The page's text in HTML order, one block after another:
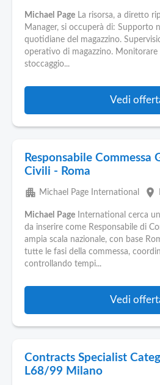
Michael Page La risorsa, a diretto
Manager, si occuperà di: Supporto
quotidiane del magazzino.
operativo di magazzino.
stoccaggio...
Vedi
Responsabile Commessa
Civili - Roma
apartment Michael Page International place
Michael Page International cerca
da inserire come Responsabile di
ampia scala nazionale, con base
tutte le fasi della commessa,
controllando tempi...
Vedi
Contracts Specialist
L68/99 Milano